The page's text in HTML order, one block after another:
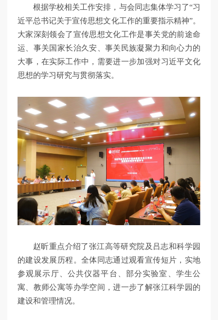
根据学校相关工作安排，与会同志集体学习了“习
近平总书记关于宣传思想文化工作的重要指示精神”。
大家深刻领会了宣传思想文化工作是事关党的前途命
运、事关国家长治久安、事关民族凝聚力和向心力的
大事，在实际工作中，需要进一步加强对习近平文化
思想的学习研究与贯彻落实。
赵昕重点介绍了张江高等研究院及吕志和科学园
的建设发展历程。全体同志通过观看宣传短片，实地
参观展示厅、公共仪器平台、部分实验室、学生公
寓、教师公寓等办学空间，进一步了解张江科学园的
建设和管理情况。